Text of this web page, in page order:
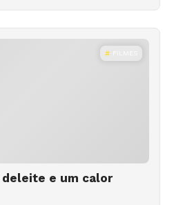
deleite e um calor